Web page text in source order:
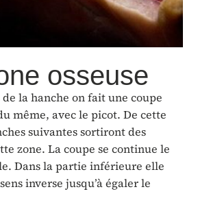
osseuse
de la hanche on fait une coupe
même, avec le picot. De cette
suivantes sortiront des
zone. La coupe se continue le
Dans la partie inférieure elle
inverse jusqu’à égaler le